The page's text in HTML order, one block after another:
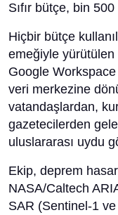
Sıfır bütçe, bin
Hiçbir bütçe
emeğiyle
Google
veri merkezine
vatandaşlardan,
gazetecilerden
uluslararası uydu
Ekip, deprem
NASA/Caltech
SAR (Sentinel-1